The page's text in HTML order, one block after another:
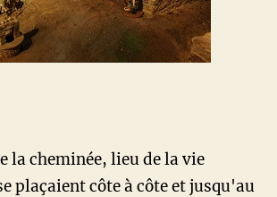
la cheminée, lieu de la vie
plaçaient côte à côte et jusqu'au